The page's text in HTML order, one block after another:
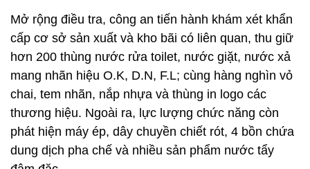
Mở rộng điều tra, công an tiến hành khám xét khẩn
cấp cơ sở sản xuất và kho bãi có liên quan, thu giữ
hơn 200 thùng nước rửa toilet, nước giặt, nước xả
mang nhãn hiệu O.K, D.N, F.L; cùng hàng nghìn vỏ
chai, tem nhãn, nắp nhựa và thùng in logo các
thương hiệu. Ngoài ra, lực lượng chức năng còn
phát hiện máy ép, dây chuyền chiết rót, 4 bồn chứa
dung dịch pha chế và nhiều sản phẩm nước tẩy